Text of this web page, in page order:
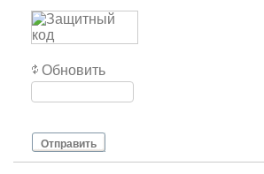
Обновить
Отправить